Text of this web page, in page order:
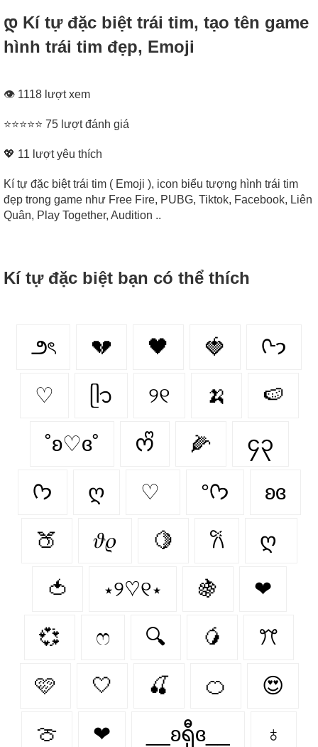
დ Kí tự đặc biệt trái tim, tạo tên game
hình trái tim đẹp, Emoji
👁 1118 lượt xem
⭐⭐⭐⭐⭐ 75 lượt đánh giá
💖 11 lượt yêu thích
Kí tự đặc biệt trái tim ( Emoji ), icon biểu tượng hình trái tim
đẹp trong game như Free Fire, PUBG, Tiktok, Facebook, Liên
Quân, Play Together, Audition ..
Kí tự đặc biệt bạn có thể thích
౨ৎ 💔 🖤 🍓 ᢉ𐭩
♡ ᥫ᭡ ୨୧ 🍌 🍉
˚ʚ♡ɞ˚ ᰔᩚ 🌽 ၄၃
ᡣ𐭩 ღ ♡ °ᡣ𐭩 ʚɞ
🍑 𝜗𝜚 🍋 𐙚 ღ
🍅 ⋆୨♡୧⋆ 🍇 ❤︎
💞 ෆ 🔍 🥭 ꔫ
🩷 🤍 🍒 🍊 😍
🍈 ❤ __ʚရှီɞ__ ♁